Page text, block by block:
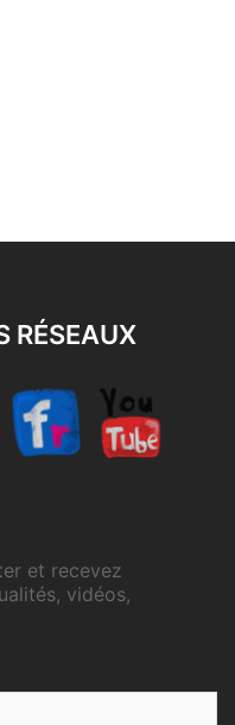
RÉSEAUX
et recevez
vidéos,